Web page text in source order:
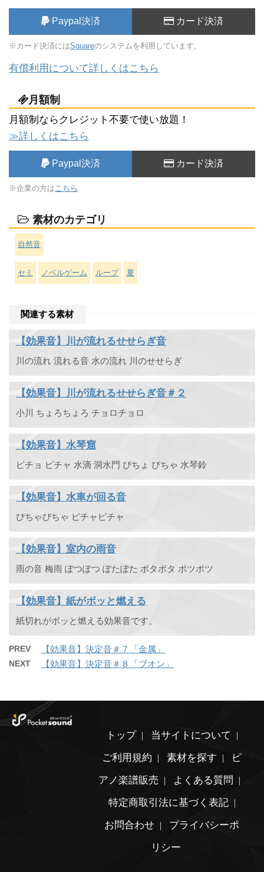
Paypal決済 カード決済
※カード決済にはSquareのシステムを利用しています。
有償利用について詳しくはこちら
月額制
月額制ならクレジット不要で使い放題！
≫詳しくはこちら
Paypal決済 カード決済
※企業の方は こちら
素材のカテゴリ
自然音
セミ ノベルゲーム ループ 夏
関連する素材
【効果音】川が流れるせせらぎ音
川の流れ 流れる音 水の流れ 川のせせらぎ
【効果音】川が流れるせせらぎ音＃２
小川 ちょろちょろ チョロチョロ
【効果音】水琴窟
ピチョ ピチャ 水滴 洞水門 ぴちょ ぴちゃ 水琴鈴
【効果音】水車が回る音
ぴちゃぴちゃ ピチャピチャ
【効果音】室内の雨音
雨の音 梅雨 ぽつぽつ ぽたぽた ポタポタ ポツポツ
【効果音】紙がボッと燃える
紙切れがボッと燃える効果音です。
PREV 【効果音】決定音＃７「金属」
NEXT 【効果音】決定音＃８「ブオン」
トップ
当サイトについて
ご利用規約
素材を探す
ピ
アノ楽譜販売
よくある質問
特定商取引法に基づく表記
お問合わせ
プライバシーポ
リシー